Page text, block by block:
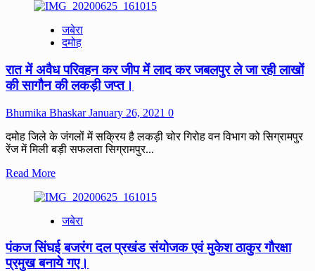
about
कर्फ्यू
के
जैन
धर्मावलंबियों
ने
घर
पर
धूमधाम
से
मनाया
भगवान
का
जबेरा
दमोह
रात में अवैध परिवहन कर जीप में लाद कर जबलपुर ले जा रही लाखों
की सागौन की लकड़ी जप्त।
Bhumika BhaskarJanuary 26, 2021 0
दमोह जिले के जंगलों में सक्रिय है लकड़ी चोर गिरोह वन विभाग को सिग्रामपुर
रेंज में मिली बड़ी सफलता सिग्रामपुर...
Read MoreRead
about
परिवहन
कर
जबेरा
पंकज सिंघई बजरंग दल प्रखंड संयोजक एवं मुकेश ठाकुर गौरक्षा
प्रमुख बनाये गए।